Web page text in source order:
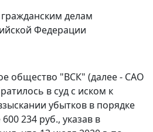
делам
Федерации
общество "ВСК" (далее - САО
в суд с иском к
убытков в порядке
234 руб., указав в